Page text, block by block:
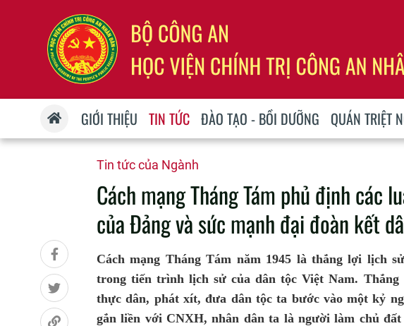
GIỚI THIỆU TIN TỨC ĐÀO TẠO - BỒI DƯỠNG QUÁN TRIỆT
Tin tức của Ngành
Cách mạng Tháng Tám phủ định các
của Đảng và sức mạnh đại đoàn kết
Cách mạng Tháng Tám năm 1945 là thắng lợi lịch
trong tiến trình lịch sử của dân tộc Việt Nam.
thực dân, phát xít, đưa dân tộc ta bước vào một kỷ
gắn liền với CNXH, nhân dân ta là người làm chủ